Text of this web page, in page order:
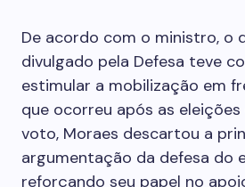
De acordo com o ministro, o
divulgado pela Defesa teve
estimular a mobilização em
que ocorreu após as
voto, Moraes descartou a
argumentação da defesa do
reforçando seu papel no